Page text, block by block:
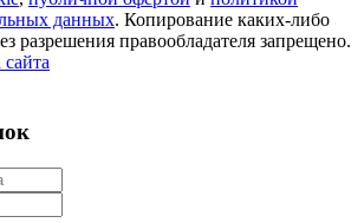
данных. Копирование каких-либо
разрешения правообладателя запрещено.